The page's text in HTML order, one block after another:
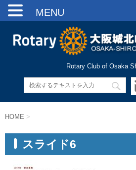
Rotary Club of Osaka
HOME >
スライド6
MENU